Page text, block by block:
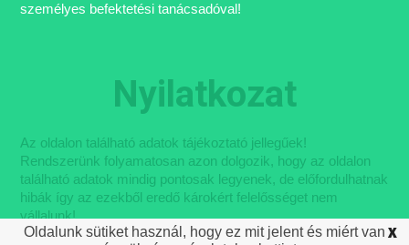
személyes befektetési tanácsadóval!
Nyilatkozat
Az oldalon található adatok tájékoztató jellegűek!
Rendszerünk folyamatosan azon dolgozik, hogy az oldalon
található adatok mindig pontosak legyenek, de előfordulhatnak
hibák így az ezekből eredő károkért felelősséget nem
vállalunk!
Oldalunk sütiket használ, hogy ez mit jelent és miért van X